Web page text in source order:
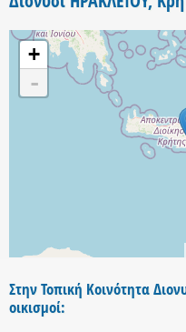
+
-
Στην Τοπική Κοινότητα
οικισμοί: